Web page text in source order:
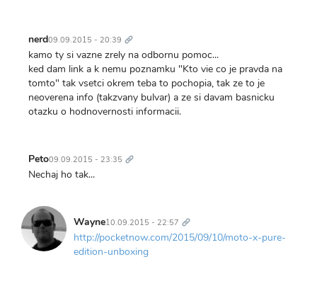
nerd09.09.2015 - 20:39 odkaz
kamo ty si vazne zrely na odbornu pomoc...
ked dam link a k nemu poznamku "Kto vie co je pravda na
tomto" tak vsetci okrem teba to pochopia, tak ze to je
neoverena info (takzvany bulvar) a ze si davam basnicku
otazku o hodnovernosti informacii.
Peto09.09.2015 - 23:35 odkaz
Nechaj ho tak...
Wayne10.09.2015 - 22:57 odkaz
http://pocketnow.com/2015/09/10/moto-x-pure-
edition-unboxing